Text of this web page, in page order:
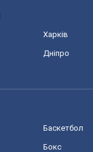
Харків
Дніпро
Баскетбол
Бокс